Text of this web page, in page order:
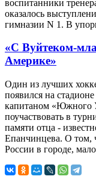
воспитанники
оказалось
гимназии N 1. В
«С Вуйтеком-
Америке»
Один из лучших
появился на
капитаном «Южного
поучаствовать в
памяти отца -
Епанчинцева. О том,
России в городе,